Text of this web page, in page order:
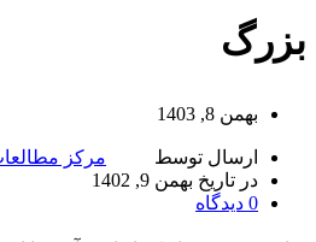
بزرگ
بهمن 8, 1403
ارسال توسط
مرکز
در تاریخ بهمن 9, 1402
0 دیدگاه